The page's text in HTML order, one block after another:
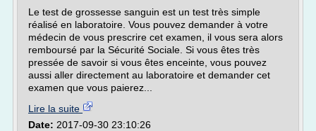
Le test de grossesse sanguin est un test très simple
réalisé en laboratoire. Vous pouvez demander à votre
médecin de vous prescrire cet examen, il vous sera alors
remboursé par la Sécurité Sociale. Si vous êtes très
pressée de savoir si vous êtes enceinte, vous pouvez
aussi aller directement au laboratoire et demander cet
examen que vous paierez...
Lire la suite
Date: 2017-09-30 23:10:26